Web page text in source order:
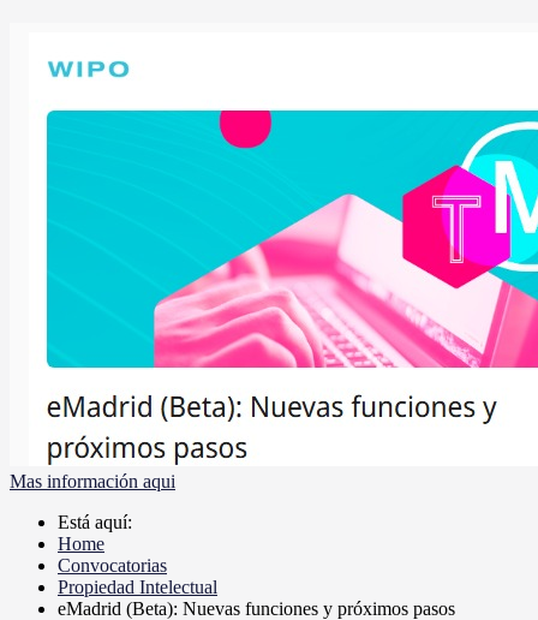
Mas información aqui
Está aquí:
Home
Convocatorias
Propiedad Intelectual
eMadrid (Beta): Nuevas funciones y próximos pasos